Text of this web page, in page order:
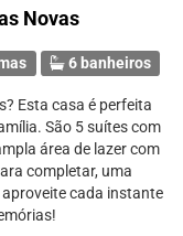
Novas
6 banheiros
Esta casa é perfeita
São 5 suítes com
área de lazer com
completar, uma
aproveite cada instante